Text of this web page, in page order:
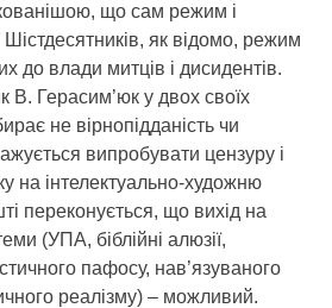
що сам режим і
як відомо, режим
до влади митців і дисидентів.
В. Герасим’юк у двох своїх
не вірнопідданість чи
випробувати цензуру і
на інтелектуально-художню
переконується, що вихід на
(УПА, біблійні алюзії,
пафосу, нав’язуваного
реалізму) – можливий.